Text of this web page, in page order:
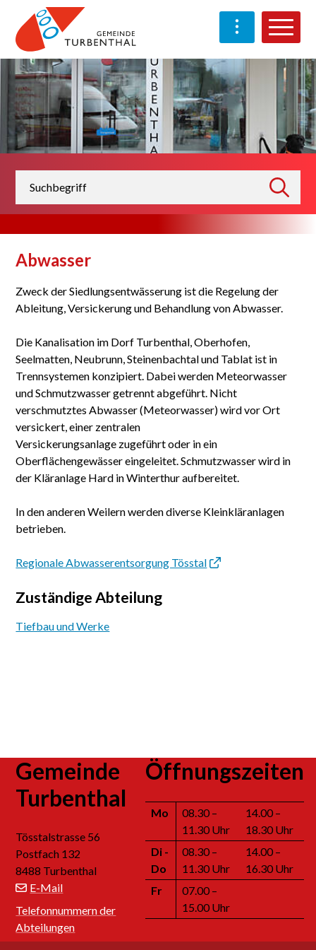
Navigieren in
Schnellnavigation
suchen
Abwasser
Zweck der Siedlungsentwässerung ist die Regelung der
Ableitung, Versickerung und Behandlung von Abwasser.
Die Kanalisation im Dorf Turbenthal, Oberhofen,
Seelmatten, Neubrunn, Steinenbachtal und Tablat ist in
Trennsystemen konzipiert. Dabei werden Meteorwasser
und Schmutzwasser getrennt abgeführt. Nicht
verschmutztes Abwasser (Meteorwasser) wird vor Ort
versickert, einer zentralen
Versickerungsanlage zugeführt oder in ein
Oberflächengewässer eingeleitet. Schmutzwasser wird in
der Kläranlage Hard in Winterthur aufbereitet.
In den anderen Weilern werden diverse Kleinkläranlagen
betrieben.
Regionale Abwasserentsorgung Tösstal
Zuständige Abteilung
Tiefbau und Werke
Footer
Gemeinde
Turbenthal
Tösstalstrasse 56
Postfach 132
8488 Turbenthal
E-Mail
Telefonnummern der
Abteilungen
Öffnungszeiten
Mo
08.30 –
11.30 Uhr
14.00 –
18.30 Uhr
Di -
Do
08.30 –
11.30 Uhr
14.00 –
16.30 Uhr
Fr
07.00 –
15.00 Uhr